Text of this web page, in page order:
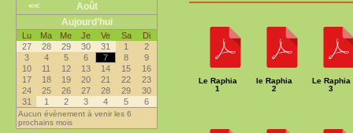
Le Raphia
1
le Raphia
2
Le Raphia
3
<<
Août
Aujourd’hui
Lu Ma Me Je Ve Sa
Di
27
28 29 30 31 1
2
3
4 5 6 7 8
9
10
11 12 13 14 15
16
17
18 19 20 21 22
23
24
25 26 27 28 29
30
31
1 2 3 4 5 6
Aucun évènement à venir les 6
prochains mois